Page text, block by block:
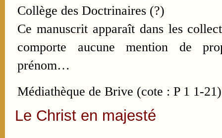
Collège des Doctrinaires (?)
Ce manuscrit apparaît dans les
comporte aucune mention de
prénom…
Médiathèque de Brive (cote : P 1 1-21)
Le Christ en majesté